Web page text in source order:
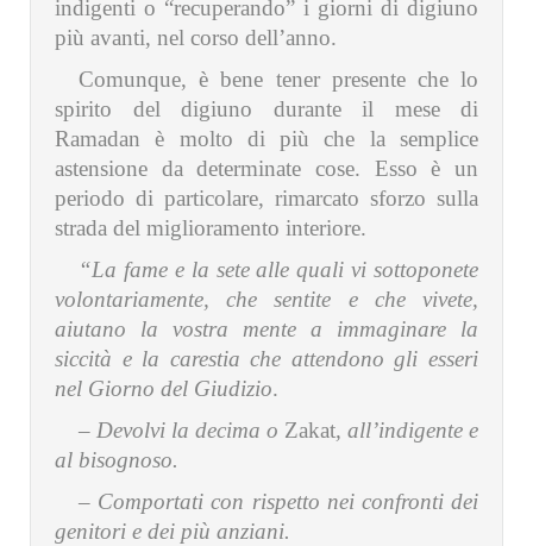
indigenti o “recuperando” i giorni di digiuno
più avanti, nel corso dell’anno.
Comunque, è bene tener presente che lo
spirito del digiuno durante il mese di
Ramadan è molto di più che la semplice
astensione da determinate cose. Esso è un
periodo di particolare, rimarcato sforzo sulla
strada del miglioramento interiore.
“La fame e la sete alle quali vi sottoponete
volontariamente, che sentite e che vivete,
aiutano la vostra mente a immaginare la
siccità e la carestia che attendono gli esseri
nel Giorno del Giudizio.
– Devolvi la decima o Zakat, all’indigente e
al bisognoso.
– Comportati con rispetto nei confronti dei
genitori e dei più anziani.